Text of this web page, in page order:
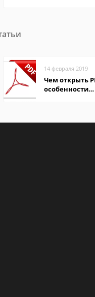
14 февраля 2019
Чем открыть
особенности